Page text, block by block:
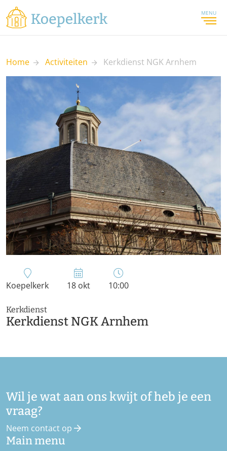
MENU
Home Activiteiten Kerkdienst NGK Arnhem
Koepelkerk 18 okt 10:00
Kerkdienst
Kerkdienst NGK Arnhem
Wil je wat aan ons kwijt of heb je een
vraag?
Neem contact op
Main menu